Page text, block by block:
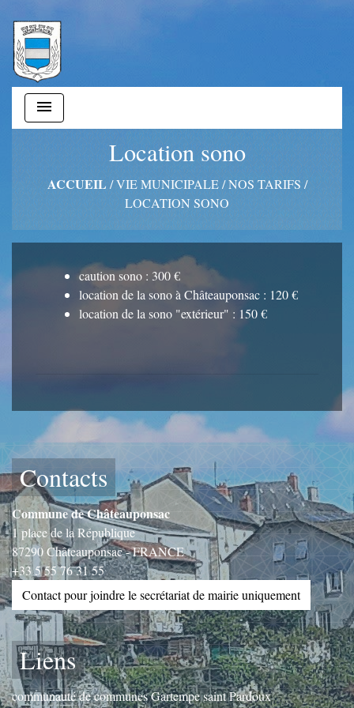
menu
Location sono
ACCUEIL /VIE MUNICIPALE/NOS TARIFS /
LOCATION SONO
caution sono : 300 €
location de la sono à Châteauponsac : 120 €
location de la sono "extérieur" : 150 €
Contacts
Commune de Châteauponsac
1 place de la République
87290 Châteauponsac - FRANCE
+33 5 55 76 31 55
Contact pour joindre le secrétariat de mairie uniquement
Liens
communauté de communes Gartempe saint Pardoux